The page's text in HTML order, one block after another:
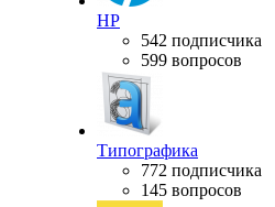
HP
542 подписчика
599 вопросов
Типографика
772 подписчика
145 вопросов